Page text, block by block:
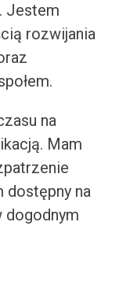
Jestem
rozwijania
na
Mam
dostępny na
dogodnym